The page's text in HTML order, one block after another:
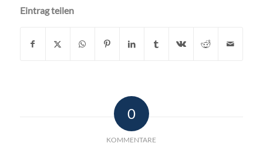
Eintrag teilen
0
KOMMENTARE